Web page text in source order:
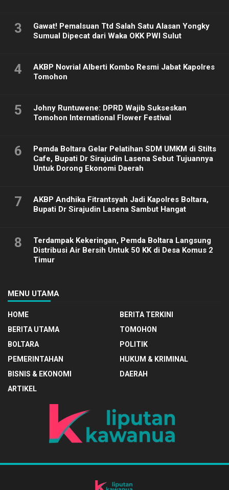
3
Gawat! Pemalsuan Ttd Salah Satu Alasan Yongky
Sumual Dipecat dari Waka OKK PWI Sulut
4
AKBP Novrial Alberti Kombo Resmi Jabat Kapolres
Tomohon
5
Johny Runtuwene: DPRD Wajib Sukseskan
Tomohon International Flower Festival
6
Pemda Boltara Gelar Pelatihan SDM UMKM di Stilts
Cafe, Bupati Dr Sirajudin Lasena Sebut Tujuannya
Untuk Dorong Ekonomi Daerah
7
AKBP Andhika Fitrantsyah Jadi Kapolres Boltara,
Bupati Dr Sirajudin Lasena Sambut Hangat
8
Terdampak Kekeringan, Pemda Boltara Langsung
Distribusi Air Bersih Untuk 50 KK di Desa Komus 2
Timur
MENU UTAMA
HOME
BERITA TERKINI
BERITA UTAMA
TOMOHON
BOLTARA
POLITIK
PEMERINTAHAN
HUKUM & KRIMINAL
BISNIS & EKONOMI
DAERAH
ARTIKEL